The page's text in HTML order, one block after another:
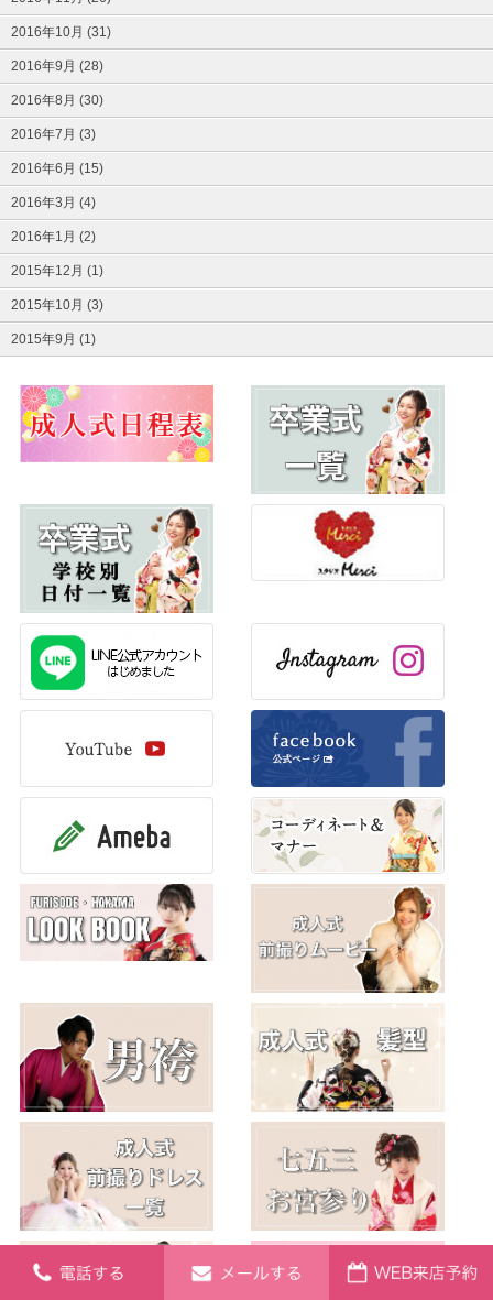
2016年10月 (31)
2016年9月 (28)
2016年8月 (30)
2016年7月 (3)
2016年6月 (15)
2016年3月 (4)
2016年1月 (2)
2015年12月 (1)
2015年10月 (3)
2015年9月 (1)